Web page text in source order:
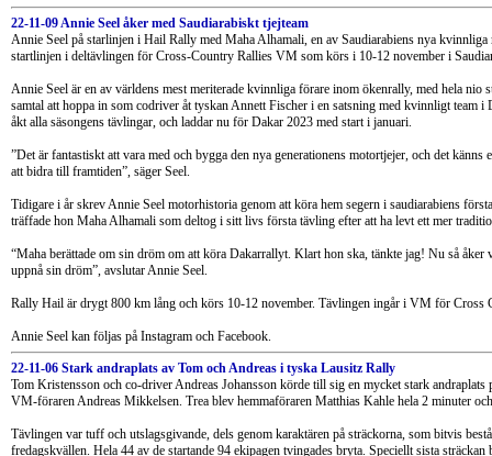
22-11-09 Annie Seel åker med Saudiarabiskt tjejteam
Annie Seel på starlinjen i Hail Rally med Maha Alhamali, en av Saudiarabiens nya
startlinjen i deltävlingen för Cross-Country Rallies VM som körs i 10-12 november i
Annie Seel är en av världens mest meriterade kvinnliga förare inom ökenrally, med hela
samtal att hoppa in som codriver åt tyskan Annett Fischer i en satsning med kvinnligt
åkt alla säsongens tävlingar, och laddar nu för Dakar 2023 med start i januari.
”Det är fantastiskt att vara med och bygga den nya generationens motortjejer, och det
att bidra till framtiden”, säger Seel.
Tidigare i år skrev Annie Seel motorhistoria genom att köra hem segern i saudiarabiens
träffade hon Maha Alhamali som deltog i sitt livs första tävling efter att ha levt ett mer
“Maha berättade om sin dröm om att köra Dakarrallyt. Klart hon ska, tänkte jag! Nu så
uppnå sin dröm”, avslutar Annie Seel.
Rally Hail är drygt 800 km lång och körs 10-12 november. Tävlingen ingår i VM för Cross
Annie Seel kan följas på Instagram och Facebook.
22-11-06 Stark andraplats av Tom och Andreas i tyska Lausitz Rally
Tom Kristensson och co-driver Andreas Johansson körde till sig en mycket stark
VM-föraren Andreas Mikkelsen. Trea blev hemmaföraren Matthias Kahle hela 2 minuter
Tävlingen var tuff och utslagsgivande, dels genom karaktären på sträckorna, som bitvis
fredagskvällen. Hela 44 av de startande 94 ekipagen tvingades bryta. Speciellt sista